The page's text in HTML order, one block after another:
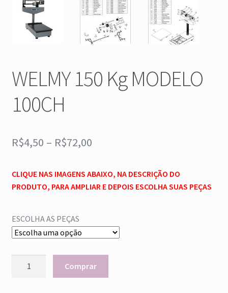
Login
Loja
Minha conta – Cadastro
Política de Privacidade
Quem somos
Reset Password
Sair
WELMY 150 Kg MODELO
100CH
R$4,50 – R$72,00
CLIQUE NAS IMAGENS ABAIXO, NA DESCRIÇÃO DO
PRODUTO, PARA AMPLIAR E DEPOIS ESCOLHA SUAS PEÇAS
ESCOLHA AS PEÇAS
Comprar